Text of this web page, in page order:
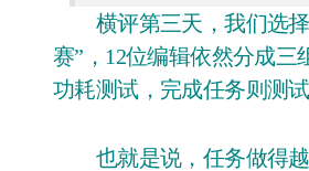
横评第三天，我们选择
赛”，12位编辑依然分成
功耗测试，完成任务则测
也就是说，任务做得越